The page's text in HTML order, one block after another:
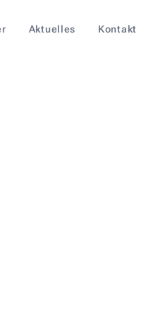
Aktuelles Kontakt